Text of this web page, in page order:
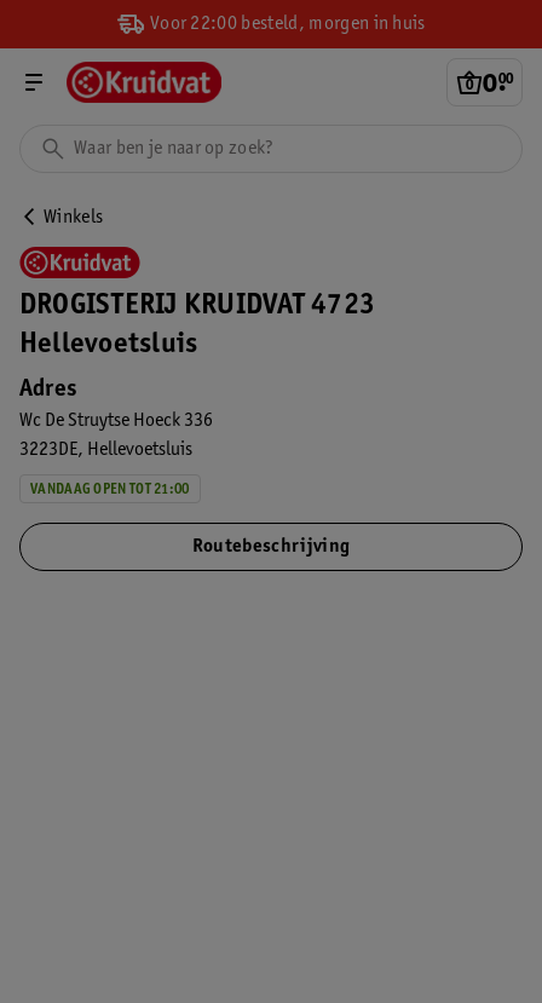
Voor 22:00 besteld, morgen in huis
0.
00
Winkels
DROGISTERIJ KRUIDVAT 4723
Hellevoetsluis
Adres
Wc De Struytse Hoeck 336
3223DE
Hellevoetsluis
VANDAAG OPEN TOT 21:00
Routebeschrijving